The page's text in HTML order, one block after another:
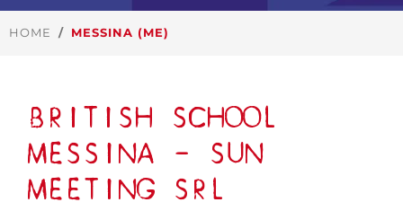
HOME MESSINA (ME)
BRITISH SCHOOL
MESSINA - SUN
MEETING SRL